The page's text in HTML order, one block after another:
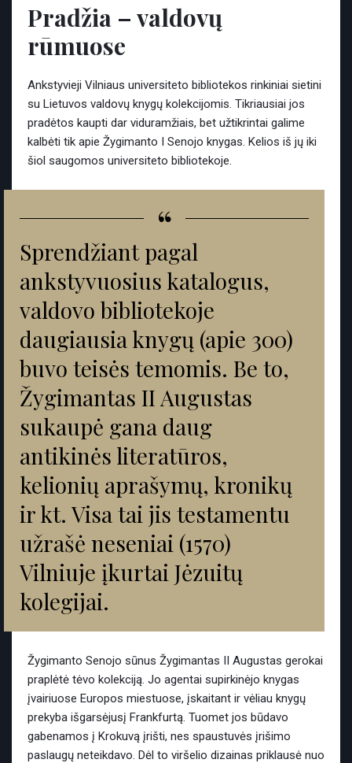
Pradžia – valdovų
rūmuose
Ankstyvieji Vilniaus universiteto bibliotekos rinkiniai sietini
su Lietuvos valdovų knygų kolekcijomis. Tikriausiai jos
pradėtos kaupti dar viduramžiais, bet užtikrintai galime
kalbėti tik apie Žygimanto I Senojo knygas. Kelios iš jų iki
šiol saugomos universiteto bibliotekoje.
“
Sprendžiant pagal
ankstyvuosius katalogus,
valdovo bibliotekoje
daugiausia knygų (apie 300)
buvo teisės temomis. Be to,
Žygimantas II Augustas
sukaupė gana daug
antikinės literatūros,
kelionių aprašymų, kronikų
ir kt. Visa tai jis testamentu
užrašė neseniai (1570)
Vilniuje įkurtai Jėzuitų
kolegijai.
Žygimanto Senojo sūnus Žygimantas II Augustas gerokai
praplėtė tėvo kolekciją. Jo agentai supirkinėjo knygas
įvairiuose Europos miestuose, įskaitant ir vėliau knygų
prekyba išgarsėjusį Frankfurtą. Tuomet jos būdavo
gabenamos į Krokuvą įrišti, nes spaustuvės įrišimo
paslaugų neteikdavo. Dėl to viršelio dizainas priklausė nuo